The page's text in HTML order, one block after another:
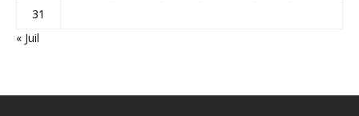
31
« Juil